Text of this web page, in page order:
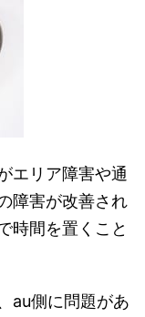
エリア障害や通
障害が改善され
時間を置くこと
au側に問題があ